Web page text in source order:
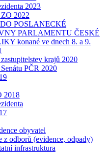
2023
2022
POSLANECKÉ
PARLAMENTU ČESKÉ
konané ve dnech 8. a 9.
krajů 2020
PČR 2020
2018
obyvatel
z odborů (evidence, odpady)
infrastruktura